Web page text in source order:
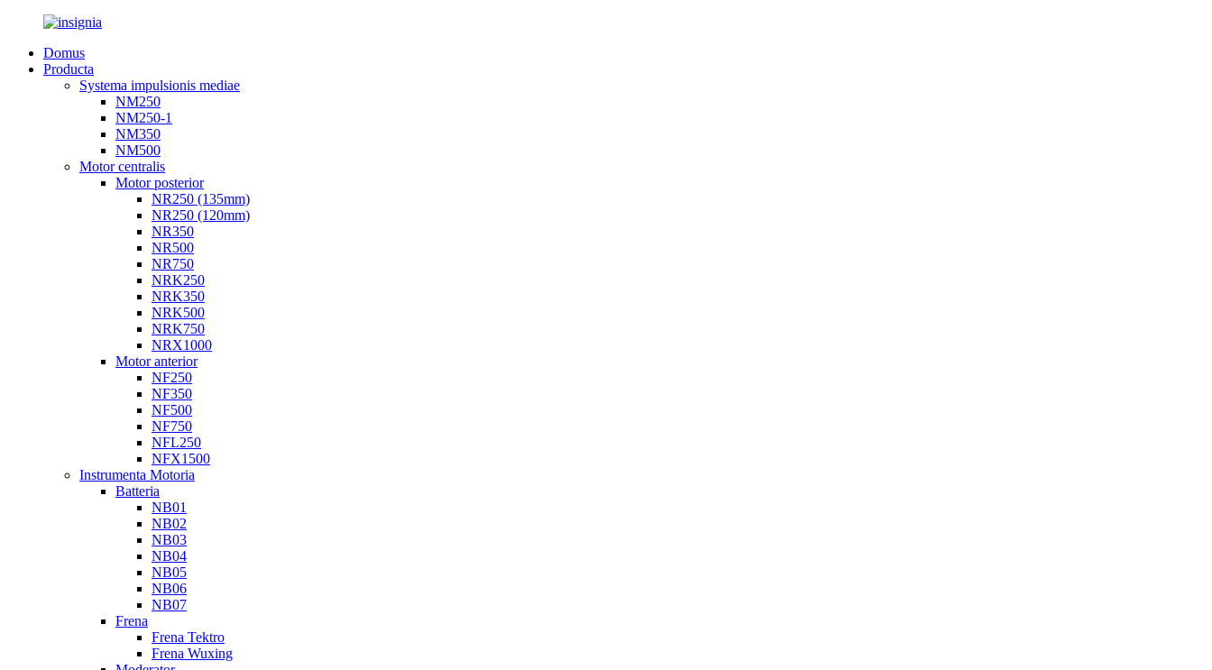
Domus
Producta
Systema impulsionis mediae
NM250
NM250-1
NM350
NM500
Motor centralis
Motor posterior
NR250 (135mm)
NR250 (120mm)
NR350
NR500
NR750
NRK250
NRK350
NRK500
NRK750
NRX1000
Motor anterior
NF250
NF350
NF500
NF750
NFL250
NFX1500
Instrumenta Motoria
Batteria
NB01
NB02
NB03
NB04
NB05
NB06
NB07
Frena
Frena Tektro
Frena Wuxing